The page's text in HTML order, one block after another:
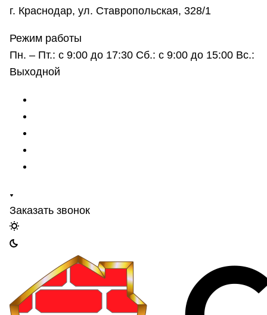
г. Краснодар, ул. Ставропольская, 328/1
Режим работы
Пн. – Пт.: с 9:00 до 17:30 Сб.: с 9:00 до 15:00 Вс.:
Выходной
Заказать звонок